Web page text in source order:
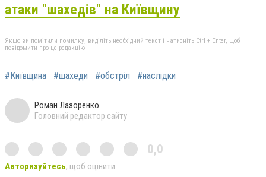
атаки "шахедів" на Київщину
Якщо ви помітили помилку, виділіть необхідний текст і натисніть Ctrl + Enter, щоб
повідомити про це редакцію
#Київщина #шахеди #обстріл #наслідки
Роман Лазоренко
Головний редактор сайту
0,0
Авторизуйтесь, щоб оцінити